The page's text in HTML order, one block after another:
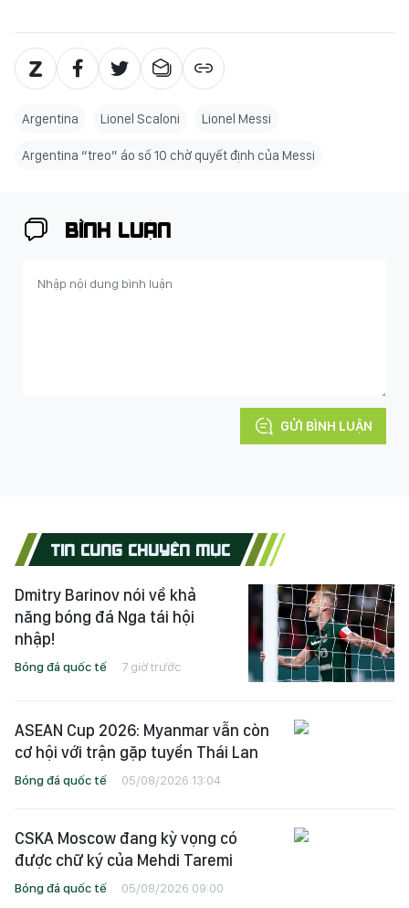
Argentina Lionel Scaloni Lionel Messi
Argentina “treo” áo số 10 chờ quyết định của Messi
BÌNH LUẬN
GỬI BÌNH LUẬN
TIN CÙNG CHUYÊN MỤC
Dmitry Barinov nói về khả
năng bóng đá Nga tái hội
nhập!
Bóng đá quốc tế 7 giờ trước
ASEAN Cup 2026: Myanmar vẫn còn
cơ hội với trận gặp tuyển Thái Lan
Bóng đá quốc tế 05/08/2026 13:04
CSKA Moscow đang kỳ vọng có
được chữ ký của Mehdi Taremi
Bóng đá quốc tế 05/08/2026 09:00